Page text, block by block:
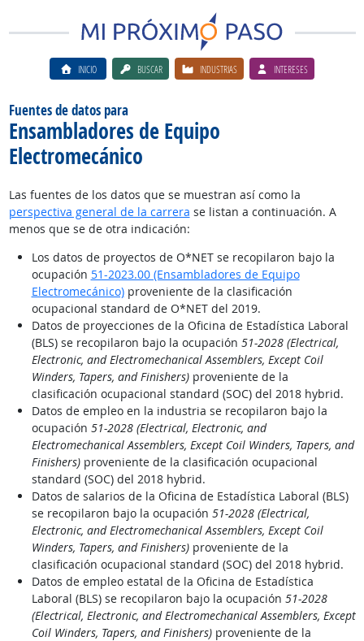
INICIO BUSCAR INDUSTRIAS INTERESES
Fuentes de datos para
Ensambladores de Equipo
Electromecánico
Las fuentes de los datos que se muestran así como la
perspectiva general de la carrera se listan a continuación. A
menos que se de otra indicación:
Los datos de proyectos de O*NET se recopilaron bajo la
ocupación 51-2023.00 (Ensambladores de Equipo
Electromecánico)proveniente de la clasificación
ocupacional standard de O*NET del 2019.
Datos de proyecciones de la Oficina de Estadística Laboral
(BLS) se recopilaron bajo la ocupación 51-2028 (Electrical,
Electronic, and Electromechanical Assemblers, Except Coil
Winders, Tapers, and Finishers)proveniente de la
clasificación ocupacional standard (SOC) del 2018 hybrid.
Datos de empleo en la industria se recopilaron bajo la
ocupación 51-2028 (Electrical, Electronic, and
Electromechanical Assemblers, Except Coil Winders, Tapers, and
Finishers)proveniente de la clasificación ocupacional
standard (SOC) del 2018 hybrid.
Datos de salarios de la Oficina de Estadística Laboral (BLS)
se recopilaron bajo la ocupación 51-2028 (Electrical,
Electronic, and Electromechanical Assemblers, Except Coil
Winders, Tapers, and Finishers)proveniente de la
clasificación ocupacional standard (SOC) del 2018 hybrid.
Datos de empleo estatal de la Oficina de Estadística
Laboral (BLS) se recopilaron bajo la ocupación 51-2028
(Electrical, Electronic, and Electromechanical Assemblers, Except
Coil Winders, Tapers, and Finishers)proveniente de la